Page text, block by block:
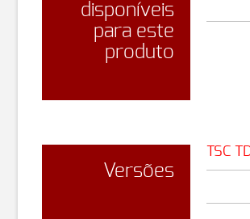
disponíveis
para este
produto
Versões
TSC